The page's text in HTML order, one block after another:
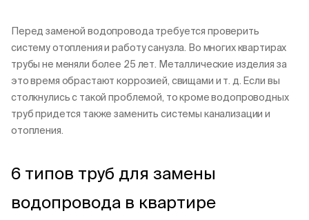
Перед заменой водопровода требуется проверить
систему отопления и работу санузла. Во многих квартирах
трубы не меняли более 25 лет. Металлические изделия за
это время обрастают коррозией, свищами и т. д. Если вы
столкнулись с такой проблемой, то кроме водопроводных
труб придется также заменить системы канализации и
отопления.
6 типов труб для замены
водопровода в квартире